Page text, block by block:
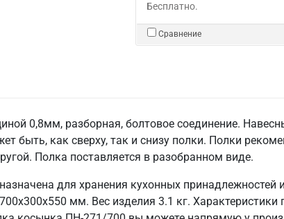
Бесплатно.
Сравнение
0,8мм, разборная, болтовое соединение.
быть, как сверху, так и снизу полки. Полки
Полка поставляется в разобранном виде.
для хранения кухонных принадлежностей
мм. Вес изделия 3.1 кг. Характеристики